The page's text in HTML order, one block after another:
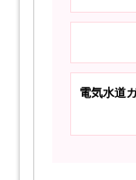
電気水道